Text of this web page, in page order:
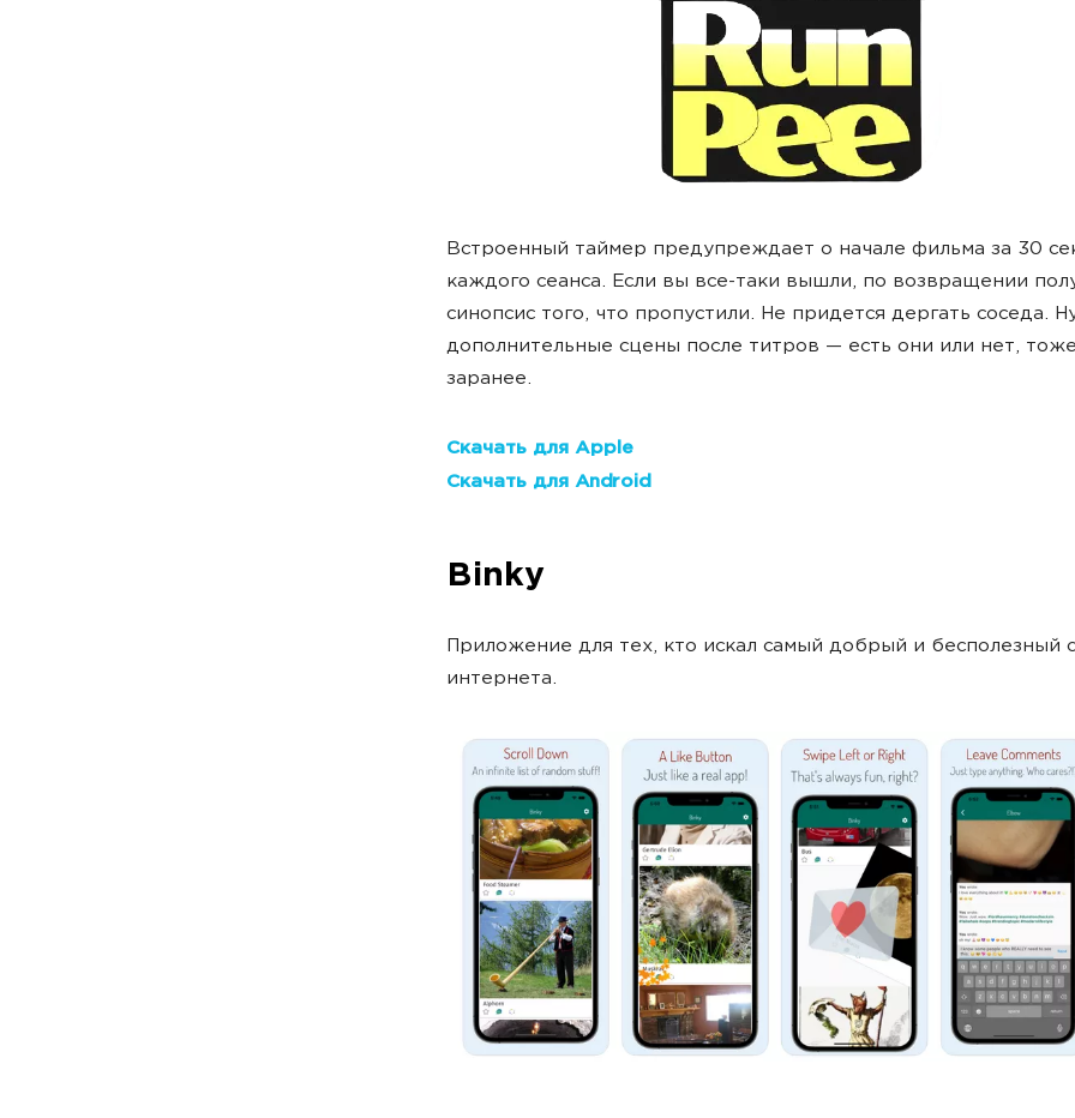
Встроенный таймер предупреждает о начале фильма за 30
каждого сеанса. Если вы все-таки вышли, по возвращении
синопсис того, что пропустили. Не придется дергать соседа.
дополнительные сцены после титров — есть они или нет,
заранее.
Скачать для Apple
Скачать для Android
Binky
Приложение для тех, кто искал самый добрый и бесполезный
интернета.